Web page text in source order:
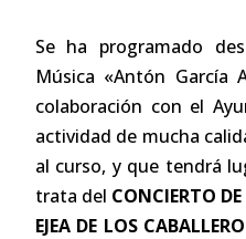
Se ha programado
Música «Antón García
colaboración con el
actividad de mucha
al curso, y que tendrá
trata del CONCIERTO
EJEA DE LOS